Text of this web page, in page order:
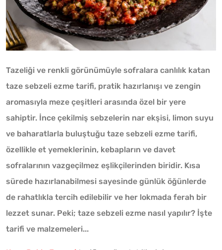
Tazeliği ve renkli görünümüyle sofralara canlılık katan
taze sebzeli ezme tarifi, pratik hazırlanışı ve zengin
aromasıyla meze çeşitleri arasında özel bir yere
sahiptir. İnce çekilmiş sebzelerin nar ekşisi, limon suyu
ve baharatlarla buluştuğu taze sebzeli ezme tarifi,
özellikle et yemeklerinin, kebapların ve davet
sofralarının vazgeçilmez eşlikçilerinden biridir. Kısa
sürede hazırlanabilmesi sayesinde günlük öğünlerde
de rahatlıkla tercih edilebilir ve her lokmada ferah bir
lezzet sunar. Peki; taze sebzeli ezme nasıl yapılır? İşte
tarifi ve malzemeleri...